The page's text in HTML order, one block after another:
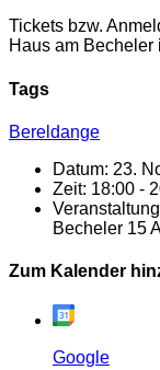
Tickets bzw.
Haus am Becheler
Tags
Bereldange
Datum: 23.
Zeit: 18:00 -
Becheler 15
Zum Kalender
Google